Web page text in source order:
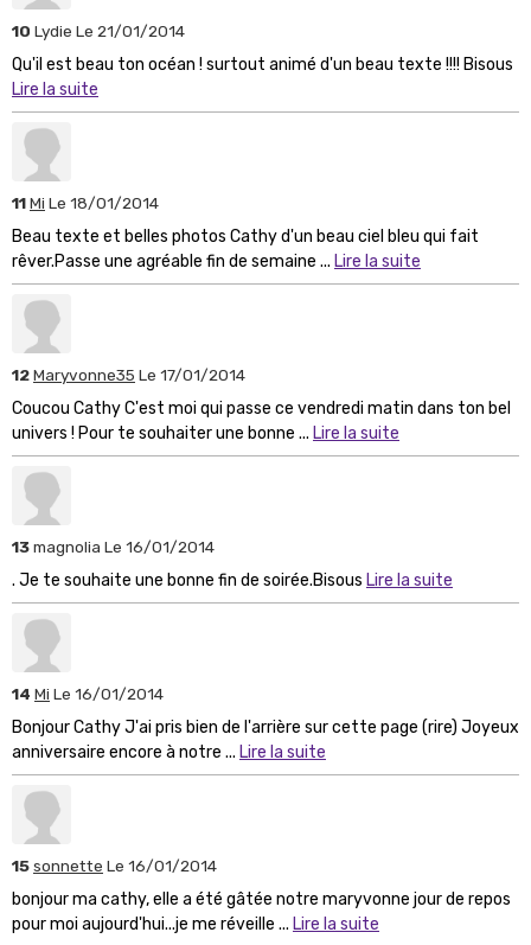
10 Lydie Le 21/01/2014
Qu'il est beau ton océan ! surtout animé d'un beau texte !!!! Bisous
Lire la suite
11Mi Le 18/01/2014
Beau texte et belles photos Cathy d'un beau ciel bleu qui fait
rêver.Passe une agréable fin de semaine ... Lire la suite
12Maryvonne35 Le 17/01/2014
Coucou Cathy C'est moi qui passe ce vendredi matin dans ton bel
univers ! Pour te souhaiter une bonne ... Lire la suite
13magnolia Le 16/01/2014
. Je te souhaite une bonne fin de soirée.Bisous Lire la suite
14 Mi Le 16/01/2014
Bonjour Cathy J'ai pris bien de l'arrière sur cette page (rire) Joyeux
anniversaire encore à notre ... Lire la suite
15sonnette Le 16/01/2014
bonjour ma cathy, elle a été gâtée notre maryvonne jour de repos
pour moi aujourd'hui...je me réveille ... Lire la suite